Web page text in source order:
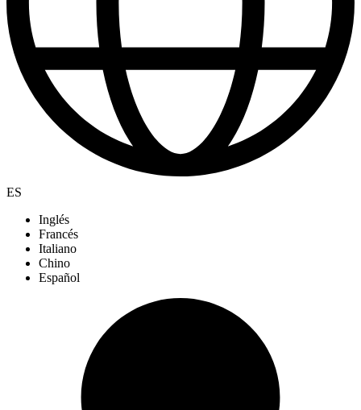
ES
Inglés
Francés
Italiano
Chino
Español